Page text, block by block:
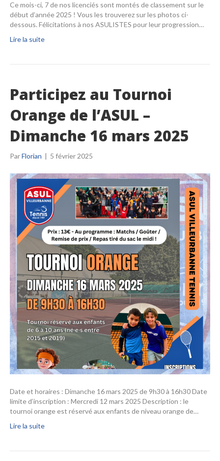
Ce mois-ci, 7 de nos licenciés sont montés de classement sur le
début d’année 2025 ! Vous les trouverez sur les photos ci-
dessous. Félicitations à nos ASULISTES pour leur progression…
Lire la suite
Participez au Tournoi
Orange de l’ASUL –
Dimanche 16 mars 2025
ParFlorian | 5 février 2025
Date et horaires : Dimanche 16 mars 2025 de 9h30 à 16h30 Date
limite d’inscription : Mercredi 12 mars 2025 Description : le
tournoi orange est réservé aux enfants de niveau orange de…
Lire la suite